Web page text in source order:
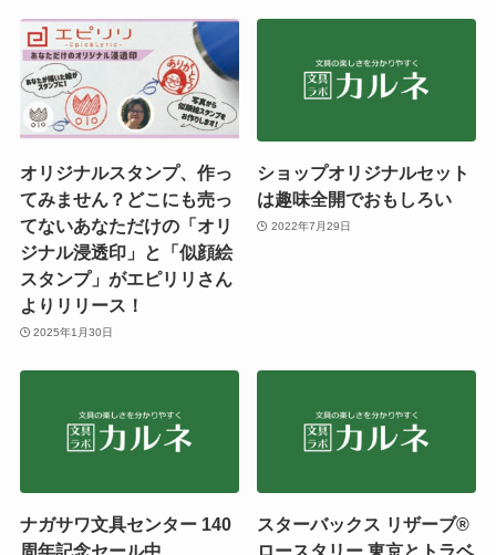
オリジナルスタンプ、作っ
てみません？どこにも売っ
てないあなただけの「オリ
ジナル浸透印」と「似顔絵
スタンプ」がエピリリさん
よりリリース！
2025年1月30日
ショップオリジナルセット
は趣味全開でおもしろい
2022年7月29日
ナガサワ文具センター 140
周年記念セール中
スターバックス リザーブ®
ロースタリー 東京とトラベ